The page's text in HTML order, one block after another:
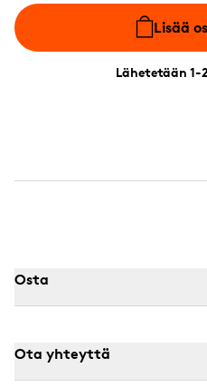
Lisää
Lähetetään 1-
Osta
Ota yhteyttä